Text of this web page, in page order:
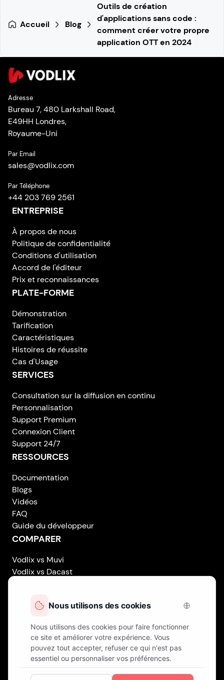
Accueil Blog
Outils de création
d'applications sans code :
comment créer votre propre
application OTT en 2024
Adresse
Bureau 7, 480 Larkshall Road,
E49HH Londres,
Royaume-Uni
Par Email
sales@vodlix.com
Par Téléphone
+44 203 769 2561
ENTREPRISE
À propos de nous
Politique de confidentialité
Conditions d'utilisation
Accord de l'éditeur
Prix et reconnaissances
PLATE-FORME
Démonstration
Tarification
Caractéristiques
Histoires de réussite
Cas d'Usage
SERVICES
Consultation sur la diffusion en continu
Personnalisation
Support Premium
Connexion Client
Support 24/7
RESSOURCES
Documentation
Blogs
Vidéos
FAQ
Guide du développeur
COMPARER
Vodlix vs Muvi
Vodlix vs Dacast
Vodlix vs Brightcove
Vodlix on LinkedIn
Vodlix on Facebook
Vodlix on X (Twitter)
Vodlix on Instagram